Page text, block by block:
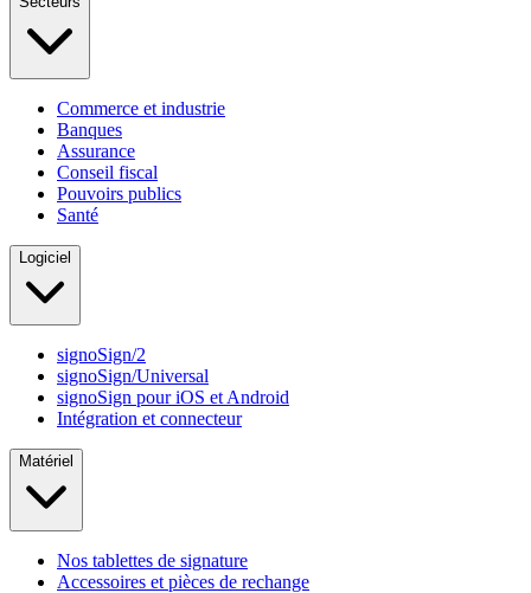
Commerce et industrie
Banques
Assurance
Conseil fiscal
Pouvoirs publics
Santé
Logiciel
signoSign/2
signoSign/Universal
signoSign pour iOS et Android
Intégration et connecteur
Matériel
Nos tablettes de signature
Accessoires et pièces de rechange